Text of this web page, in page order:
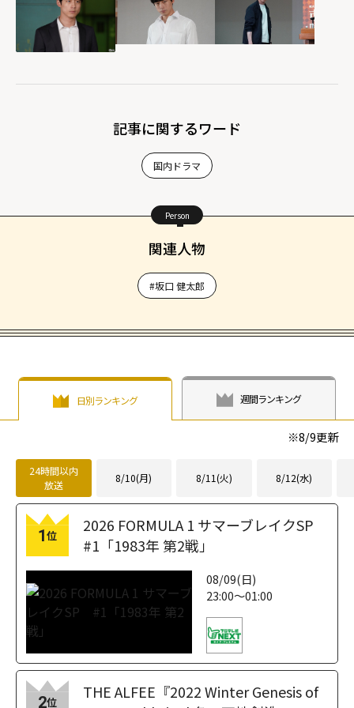
記事に関するワード
国内ドラマ
Person
関連人物
#坂口 健太郎
日別ランキング 週間ランキング
※8/9更新
24時間以内
放送
8/10(月) 8/11(火) 8/12(水)
1位
2026 FORMULA 1 サマーブレイクSP
#1「1983年 第2戦」
08/09(日)
23:00～01:00
2位
THE ALFEE『2022 Winter Genesis of